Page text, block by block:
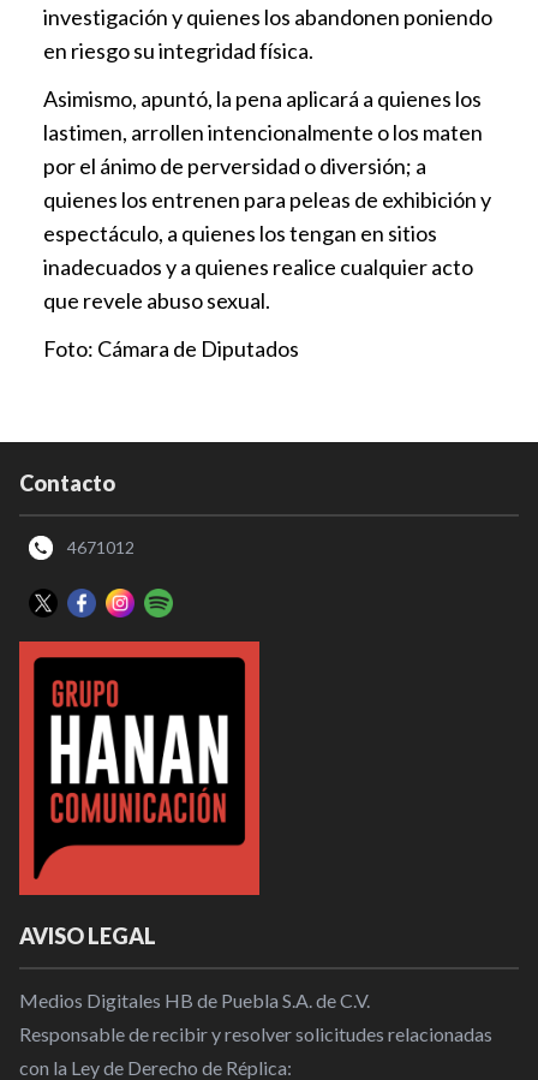
investigación y quienes los abandonen poniendo
en riesgo su integridad física.
Asimismo, apuntó, la pena aplicará a quienes los
lastimen, arrollen intencionalmente o los maten
por el ánimo de perversidad o diversión; a
quienes los entrenen para peleas de exhibición y
espectáculo, a quienes los tengan en sitios
inadecuados y a quienes realice cualquier acto
que revele abuso sexual.
Foto: Cámara de Diputados
Contacto
4671012
AVISO LEGAL
Medios Digitales HB de Puebla S.A. de C.V.
Responsable de recibir y resolver solicitudes relacionadas
con la Ley de Derecho de Réplica: